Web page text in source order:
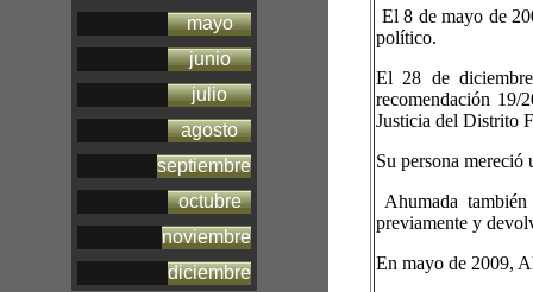
mayo
junio
julio
agosto
septiembre
octubre
noviembre
diciembre
El 8 de mayo de
político.
El 28 de
recomendación 19/
Justicia del Distrito
Su persona
Ahumada
previamente y
En mayo de 2009,